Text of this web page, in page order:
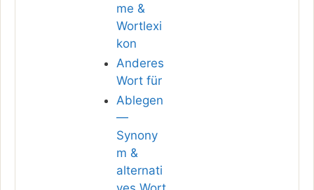
me &
Wortlexi
kon
Anderes
Wort für
Ablegen
—
Synony
m &
alternati